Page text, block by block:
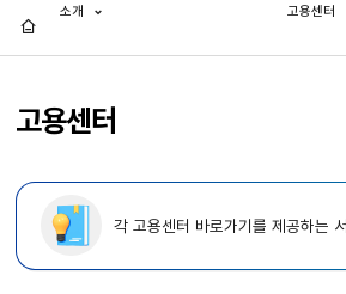
고용센터
소개 고용센터
각 고용센터 바로가기를 제공하는